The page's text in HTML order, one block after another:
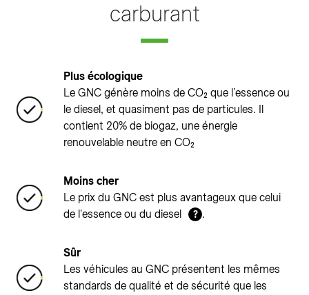
carburant
Plus écologique
Le GNC génère moins de CO₂ que l’essence ou
le diesel, et quasiment pas de particules. Il
contient 20% de biogaz, une énergie
renouvelable neutre en CO₂
Moins cher
Le prix du GNC est plus avantageux que celui
de l'essence ou du diesel
? .
Sûr
Les véhicules au GNC présentent les mêmes
standards de qualité et de sécurité que les